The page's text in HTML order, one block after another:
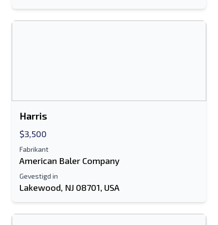
Harris
$3,500
Fabrikant
American Baler Company
Gevestigd in
Lakewood, NJ 08701, USA
Extra informatie